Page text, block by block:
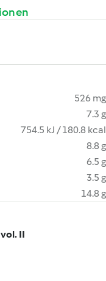
526 mg
7.3 g
754.5 kJ / 180.8 kcal
8.8 g
6.5 g
3.5 g
14.8 g
II